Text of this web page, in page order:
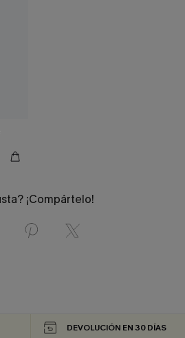
¡Compártelo!
DEVOLUCIÓN EN 30 DÍAS